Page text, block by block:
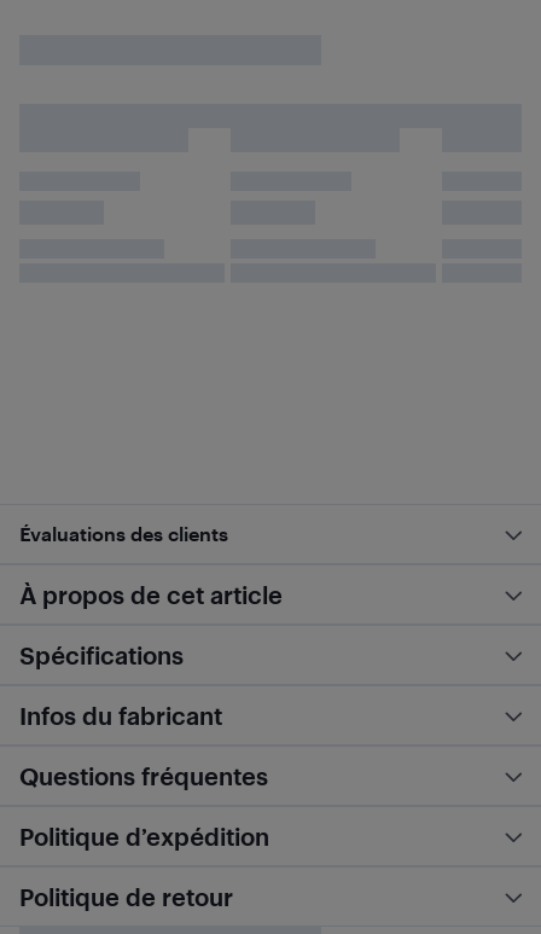
Évaluations des clients
À propos de cet article
Spécifications
Infos du fabricant
Questions fréquentes
Politique d’expédition
Politique de retour